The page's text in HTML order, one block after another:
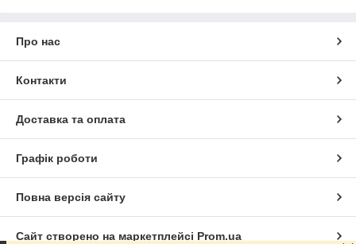
Про нас
Контакти
Доставка та оплата
Графік роботи
Повна версія сайту
Сайт створено на маркетплейсі Prom.ua